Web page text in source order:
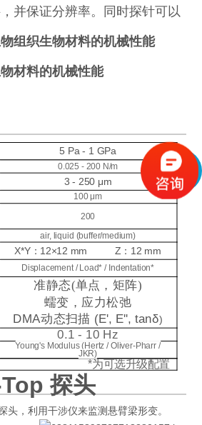
并保证分辨率。同时探针可以
组织生物材料的机械性能
材料的机械性能
+
5 Pa - 1 GPa
0.025 - 200 N/m
3 - 250 μm
100 μm
200
air, liquid (buffer/medium)
X*Y：12×12 mm Z：12 mm
Displacement / Load* / Indentation*
准静态(单点，矩阵)
蠕变，应力松弛
DMA动态扫描 (E', E'', tanδ)
0.1 - 10 Hz
Young's Modulus (Hertz / Oliver-Pharr /
JKR)
*为可选升级配置
探头
头，利用干涉仪来监测悬臂梁形变。